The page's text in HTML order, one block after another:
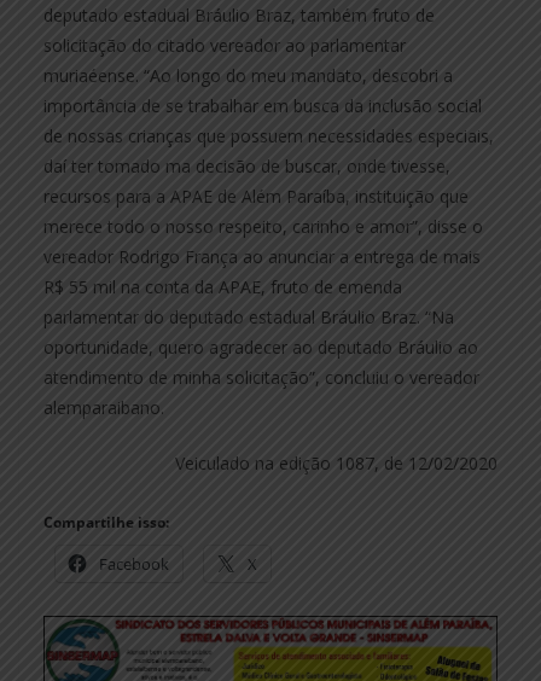
deputado estadual Bráulio Braz, também fruto de
solicitação do citado vereador ao parlamentar
muriaéense. “Ao longo do meu mandato, descobri a
importância de se trabalhar em busca da inclusão social
de nossas crianças que possuem necessidades especiais,
daí ter tomado ma decisão de buscar, onde tivesse,
recursos para a APAE de Além Paraíba, instituição que
merece todo o nosso respeito, carinho e amor”, disse o
vereador Rodrigo França ao anunciar a entrega de mais
R$ 55 mil na conta da APAE, fruto de emenda
parlamentar do deputado estadual Bráulio Braz. “Na
oportunidade, quero agradecer ao deputado Bráulio ao
atendimento de minha solicitação”, concluiu o vereador
alemparaibano.
Veiculado na edição 1087, de 12/02/2020
Compartilhe isso:
Facebook X